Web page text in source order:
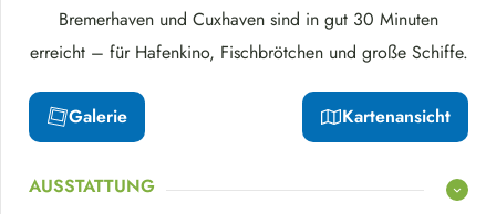
Bremerhaven und Cuxhaven sind in gut 30 Minuten
erreicht – für Hafenkino, Fischbrötchen und große Schiffe.
Galerie Kartenansicht
AUSSTATTUNG